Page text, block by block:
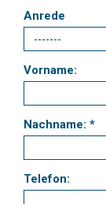
Anrede
Vorname:
Nachname: *
Telefon: